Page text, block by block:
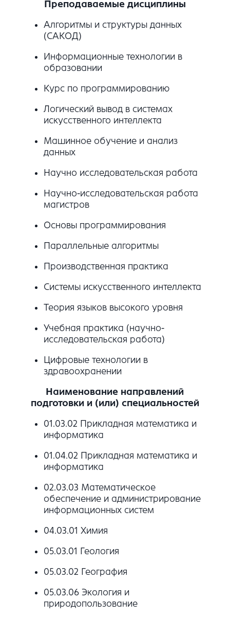
Преподаваемые дисциплины
Алгоритмы и структуры данных
(САКОД)
Информационные технологии в
образовании
Курс по программированию
Логический вывод в системах
искусственного интеллекта
Машинное обучение и анализ
данных
Научно исследовательская работа
Научно-исследовательская работа
магистров
Основы программирования
Параллельные алгоритмы
Производственная практика
Системы искусственного интеллекта
Теория языков высокого уровня
Учебная практика (научно-
исследовательская работа)
Цифровые технологии в
здравоохранении
Наименование направлений
подготовки и (или) специальностей
01.03.02 Прикладная математика и
информатика
01.04.02 Прикладная математика и
информатика
02.03.03 Математическое
обеспечение и администрирование
информационных систем
04.03.01 Химия
05.03.01 Геология
05.03.02 География
05.03.06 Экология и
природопользование